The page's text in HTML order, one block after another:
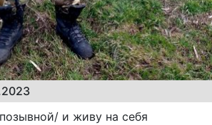
и живу на себя